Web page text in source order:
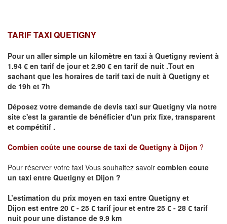
TARIF TAXI QUETIGNY
Pour un aller simple un kilomètre en taxi à Quetigny revient à
1.94 € en tarif de jour et 2.90 € en tarif de nuit .Tout en
sachant que les horaires de tarif taxi de nuit à Quetigny et
de 19h et 7h
Déposez votre demande de devis taxi surQuetigny via notre
site c'est la garantie de bénéficier d'un prix fixe, transparent
et compétitif .
Combien coûte une course de taxi de Quetigny à Dijon ?
Pour réserver votre taxi Vous souhaitez savoir combien coute
un taxi entre Quetigny et Dijon ?
L’estimation du prix moyen en taxi entre Quetigny et
Dijon est entre 20 € - 25 € tarif jour et entre 25 € - 28 € tarif
nuit pour une distance de 9.9 km